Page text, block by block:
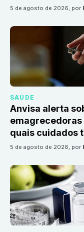
5 de agosto de 2026, por
SAÚDE
Anvisa alerta
emagrecedoras
quais cuidados
5 de agosto de 2026, por